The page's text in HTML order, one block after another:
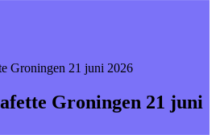
Groningen 21 juni 2026
Groningen 21 juni